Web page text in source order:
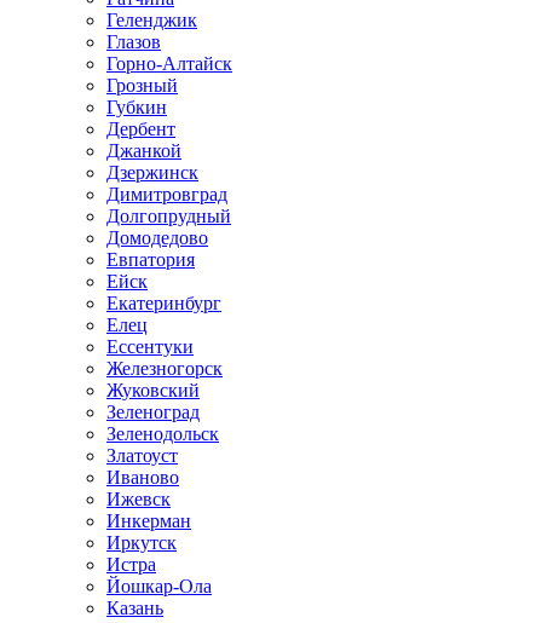
Геленджик
Глазов
Горно-Алтайск
Грозный
Губкин
Дербент
Джанкой
Дзержинск
Димитровград
Долгопрудный
Домодедово
Евпатория
Ейск
Екатеринбург
Елец
Ессентуки
Железногорск
Жуковский
Зеленоград
Зеленодольск
Златоуст
Иваново
Ижевск
Инкерман
Иркутск
Истра
Йошкар-Ола
Казань